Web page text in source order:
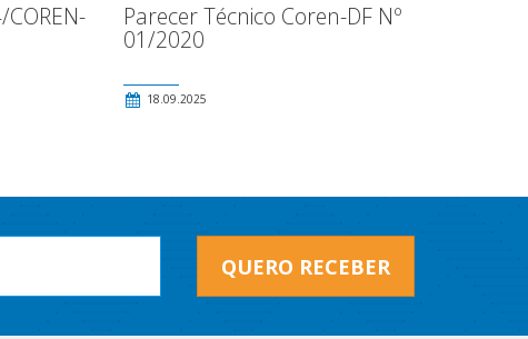
COREN- Parecer Técnico Coren-DF Nº
01/2020
18.09.2025
QUERO RECEBER